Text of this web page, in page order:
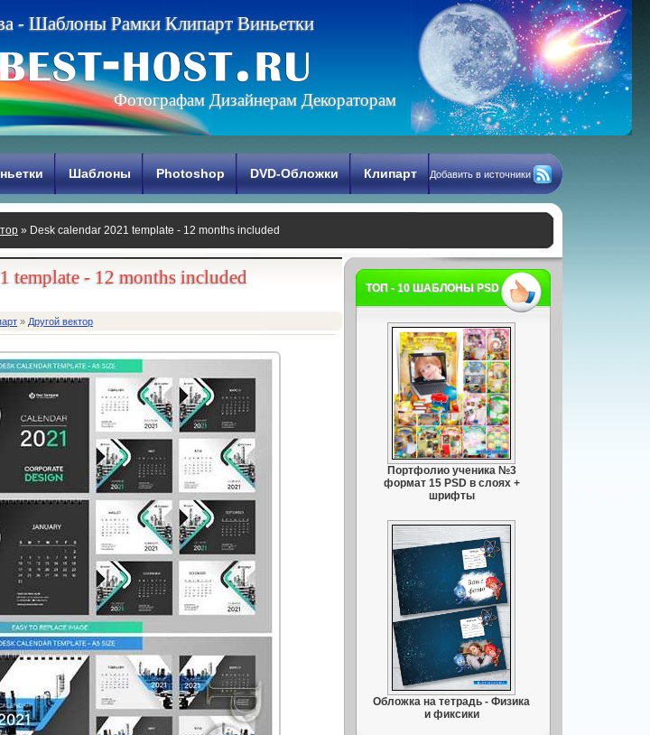
а - Шаблоны Рамки Клипарт Виньетки
Фотографам Дизайнерам Декораторам
Шаблоны Photoshop DVD-Обложки Клипарт Добавить в источники
» Desk calendar 2021 template - 12 months included
template - 12 months included
» Другой вектор
ТОП - 10 ШАБЛОНЫ PSD
Портфолио ученика №3
формат 15 PSD в слоях +
шрифты
Обложка на тетрадь - Физика
и фиксики